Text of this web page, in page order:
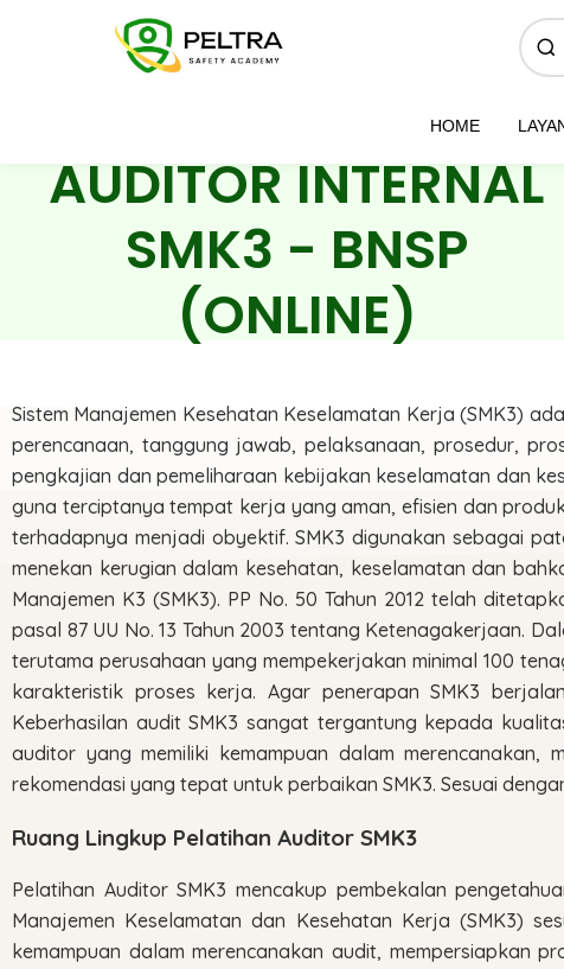
HOME
AUDITOR INTERNAL
SMK3 - BNSP
(ONLINE)
Sistem Manajemen Kesehatan Keselamatan Kerja (SMK3)
perencanaan, tanggung jawab, pelaksanaan, prosedur,
pengkajian dan pemeliharaan kebijakan keselamatan dan
guna terciptanya tempat kerja yang aman, efisien dan
terhadapnya menjadi obyektif. SMK3 digunakan sebagai
menekan kerugian dalam kesehatan, keselamatan dan
Manajemen K3 (SMK3). PP No. 50 Tahun 2012 telah
pasal 87 UU No. 13 Tahun 2003 tentang Ketenagakerjaan.
terutama perusahaan yang mempekerjakan minimal 100
karakteristik proses kerja. Agar penerapan SMK3
Keberhasilan audit SMK3 sangat tergantung kepada
auditor yang memiliki kemampuan dalam merencanakan,
rekomendasi yang tepat untuk perbaikan SMK3. Sesuai
Ruang Lingkup Pelatihan Auditor SMK3
Pelatihan Auditor SMK3 mencakup pembekalan
Manajemen Keselamatan dan Kesehatan Kerja (SMK3)
kemampuan dalam merencanakan audit, mempersiapkan